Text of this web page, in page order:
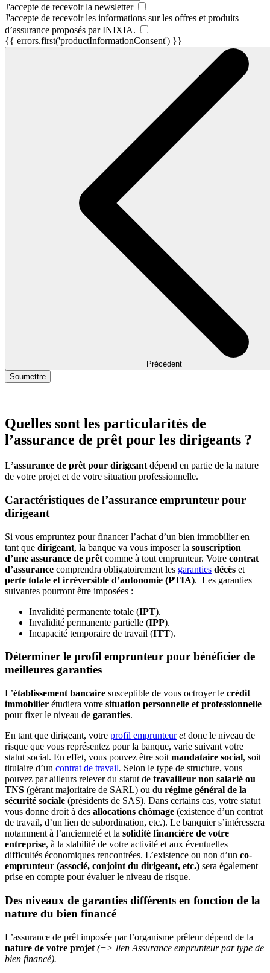
J'accepte de recevoir la newsletter
J'accepte de recevoir les informations sur les offres et produits
d’assurance proposés par INIXIA.
{{ errors.first('productInformationConsent') }}
Précédent
Soumettre
Quelles sont les particularités de
l’assurance de prêt pour les dirigeants ?
L’assurance de prêt pour dirigeant dépend en partie de la nature
de votre projet et de votre situation professionnelle.
Caractéristiques de l’assurance emprunteur pour
dirigeant
Si vous empruntez pour financer l’achat d’un bien immobilier en
tant que dirigeant, la banque va vous imposer la souscription
d’une assurance de prêt comme à tout emprunteur. Votre contrat
d’assurance comprendra obligatoirement les garanties décès et
perte totale et irréversible d’autonomie (PTIA). Les garanties
suivantes pourront être imposées :
Invalidité permanente totale (IPT).
Invalidité permanente partielle (IPP).
Incapacité temporaire de travail (ITT).
Déterminer le profil emprunteur pour bénéficier de
meilleures garanties
L’établissement bancaire susceptible de vous octroyer le crédit
immobilier étudiera votre situation personnelle et professionnelle
pour fixer le niveau de garanties.
En tant que dirigeant, votre profil emprunteuretdonc le niveau de
risque que vous représentez pour la banque, varie suivant votre
statut social. En effet, vous pouvez être soit mandataire social, soit
titulaire d’un contrat de travail. Selon le type de structure, vous
pouvez par ailleurs relever du statut de travailleur non salarié ou
TNS (gérant majoritaire de SARL) ou du régime général de la
sécurité sociale (présidents de SAS). Dans certains cas, votre statut
vous donne droit à des allocations chômage (existence d’un contrat
de travail, d’un lien de subordination, etc.). Le banquier s’intéressera
notamment à l’ancienneté et la solidité financière de votre
entreprise, à la stabilité de votre activité et aux éventuelles
difficultés économiques rencontrées. L’existence ou non d’un co-
emprunteur (associé, conjoint du dirigeant, etc.) sera également
prise en compte pour évaluer le niveau de risque.
Des niveaux de garanties différents en fonction de la
nature du bien financé
L’assurance de prêt imposée par l’organisme prêteur dépend de la
nature de votre projet (=> lien Assurance emprunteur par type de
bien financé).